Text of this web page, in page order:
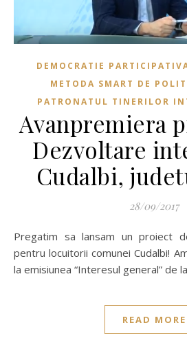
DEMOCRATIE
METODA SMART DE
PATRONATUL TINERILOR
Avanpremiera
Dezvoltare
Cudalbi,
28/09/2017
Pregatim sa lansam un proiect deosebit de important
pentru locuitorii comunei Cudalbi!
la emisiunea “Interesul general” de
READ MORE